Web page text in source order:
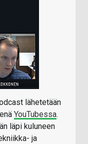
lähetetään
YouTubessa.
läpi kuluneen
ja